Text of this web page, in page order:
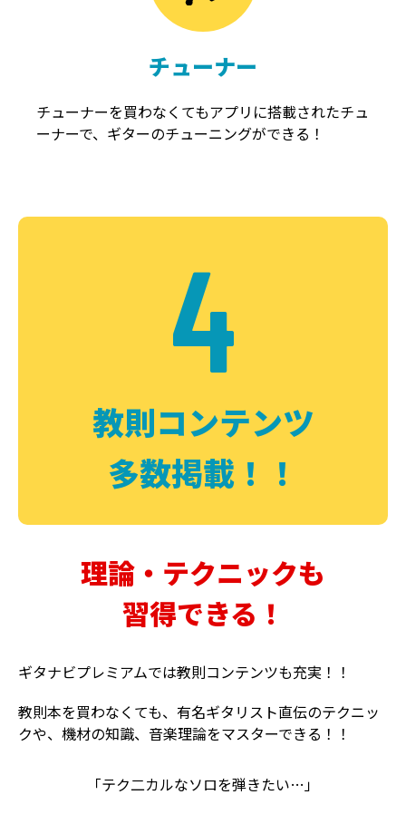
チューナー
チューナーを買わなくてもアプリに搭載されたチュ
ーナーで、ギターのチューニングができる！
4
教則コンテンツ
多数掲載！！
理論・テクニックも
習得できる！
ギタナビプレミアムでは教則コンテンツも充実！！
教則本を買わなくても、有名ギタリスト直伝のテクニッ
クや、機材の知識、音楽理論をマスターできる！！
「テク二カルなソロを弾きたい…」